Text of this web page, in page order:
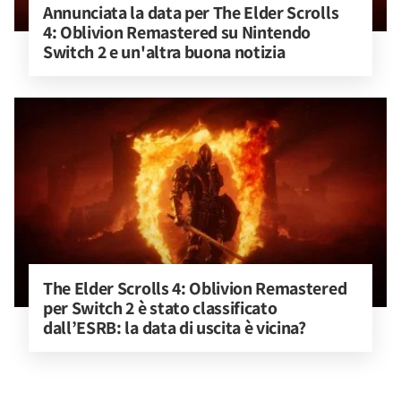
Annunciata la data per The Elder Scrolls
4: Oblivion Remastered su Nintendo
Switch 2 e un'altra buona notizia
The Elder Scrolls 4: Oblivion Remastered
per Switch 2 è stato classificato
dall’ESRB: la data di uscita è vicina?